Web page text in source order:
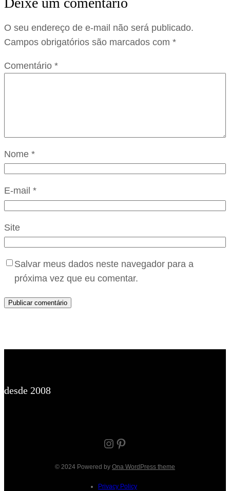
O seu endereço de e-mail não será publicado.
Campos obrigatórios são marcados com *
Comentário *
Nome *
E-mail *
Site
Salvar meus dados neste navegador para a
próxima vez que eu comentar.
desde 2008
Instagram Pinterest
© 2024 Powered by Ona WordPress theme
Privacy Policy